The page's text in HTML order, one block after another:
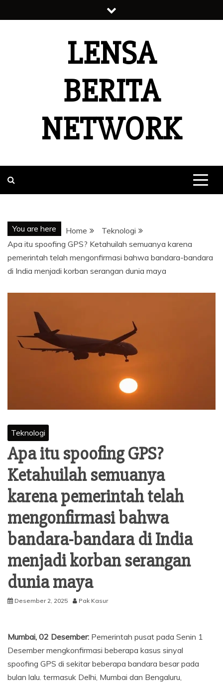
to
LENSA
BERITA
NETWORK
You are here Home
Teknologi
Apa itu spoofing GPS? Ketahuilah semuanya karena
pemerintah telah mengonfirmasi bahwa bandara-bandara
di India menjadi korban serangan dunia maya
Teknologi
Apa itu spoofing GPS?
Ketahuilah semuanya
karena pemerintah telah
mengonfirmasi bahwa
bandara-bandara di India
menjadi korban serangan
dunia maya
Desember 2, 2025 Pak Kasur
Mumbai, 02 Desember: Pemerintah pusat pada Senin 1
Desember mengkonfirmasi beberapa kasus sinyal
spoofing GPS di sekitar beberapa bandara besar pada
bulan lalu. termasuk Delhi, Mumbai dan Bengaluru,